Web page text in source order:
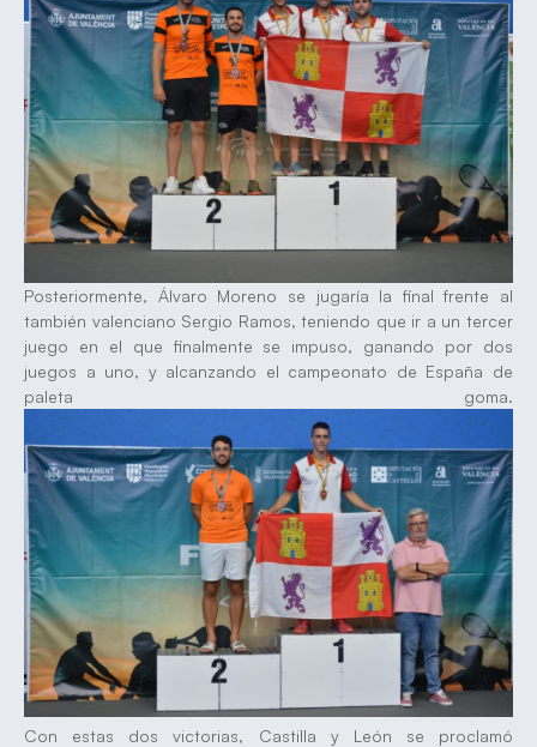
Posteriormente, Álvaro Moreno se jugaría la final frente al
también valenciano Sergio Ramos, teniendo que ir a un tercer
juego en el que finalmente se impuso, ganando por dos
juegos a uno, y alcanzando el campeonato de España de
paleta goma.
Con estas dos victorias, Castilla y León se proclamó